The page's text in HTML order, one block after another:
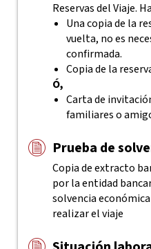
Reservas del Viaje.
Una copia de la
vuelta, no es
confirmada.
Copia de la
Ó,
Carta de
familiares o
Prueba de
Copia de extracto
por la entidad
solvencia
realizar el viaje